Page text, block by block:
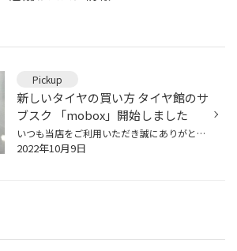
Pickup
新しいタイヤの買い方 タイヤ館のサ
ブスク 「mobox」開始しました
いつも当店をご利用いただき誠にありがとうございます タイヤ館石巻あけぼのでも始まりました!! タイヤ館が提案する新しいタイヤの買い方 「mobox」 ① タイヤの購入とその後のメンテナンス（パンク補償付き）を月々定額払いで ② 契約期間終了後のタイヤは返却不要 ③ お客様のニーズに合わせて高品質...
2022年10月9日